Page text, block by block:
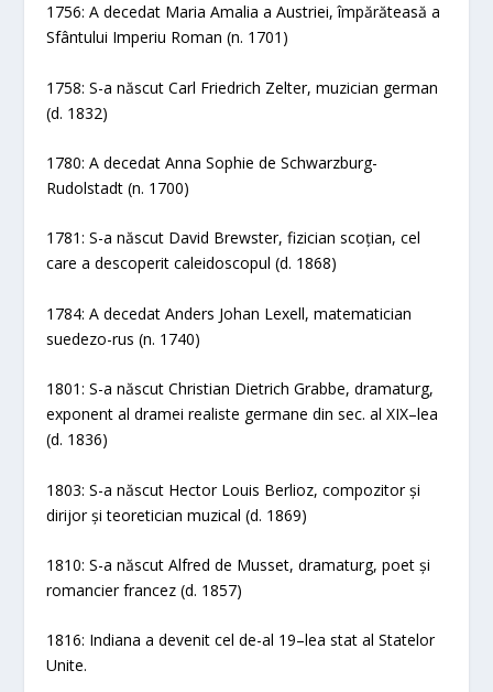
1756: A decedat Maria Amalia a Austriei, împărăteasă a
Sfântului Imperiu Roman (n. 1701)
1758: S-a născut Carl Friedrich Zelter, muzician german
(d. 1832)
1780: A decedat Anna Sophie de Schwarzburg-
Rudolstadt (n. 1700)
1781: S-a născut David Brewster, fizician scoțian, cel
care a descoperit caleidoscopul (d. 1868)
1784: A decedat Anders Johan Lexell, matematician
suedezo-rus (n. 1740)
1801: S-a născut Christian Dietrich Grabbe, dramaturg,
exponent al dramei realiste germane din sec. al XIX–lea
(d. 1836)
1803: S-a născut Hector Louis Berlioz, compozitor și
dirijor și teoretician muzical (d. 1869)
1810: S-a născut Alfred de Musset, dramaturg, poet și
romancier francez (d. 1857)
1816: Indiana a devenit cel de-al 19–lea stat al Statelor
Unite.